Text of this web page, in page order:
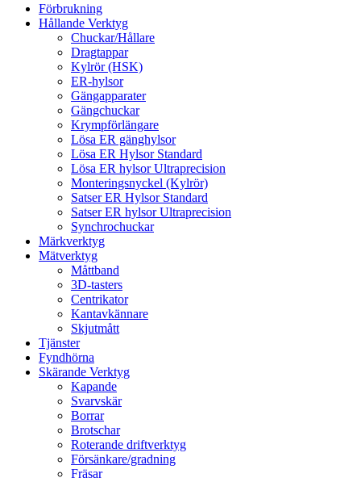
Förbrukning
Hållande Verktyg
Chuckar/Hållare
Dragtappar
Kylrör (HSK)
ER-hylsor
Gängapparater
Gängchuckar
Krympförlängare
Lösa ER gänghylsor
Lösa ER Hylsor Standard
Lösa ER hylsor Ultraprecision
Monteringsnyckel (Kylrör)
Satser ER Hylsor Standard
Satser ER hylsor Ultraprecision
Synchrochuckar
Märkverktyg
Mätverktyg
Måttband
3D-tasters
Centrikator
Kantavkännare
Skjutmått
Tjänster
Fyndhörna
Skärande Verktyg
Kapande
Svarvskär
Borrar
Brotschar
Roterande driftverktyg
Försänkare/gradning
Fräsar